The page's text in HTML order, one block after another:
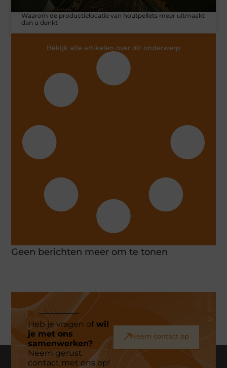
Waarom de productielocatie van houtpellets meer uitmaakt
dan u denkt
Bekijk alle artikelen over dit onderwerp
Geen berichten meer om te tonen
Heb je vragen ofwil
je met ons
samenwerken?
Neem gerust
contact met ons op!
Neem contact op